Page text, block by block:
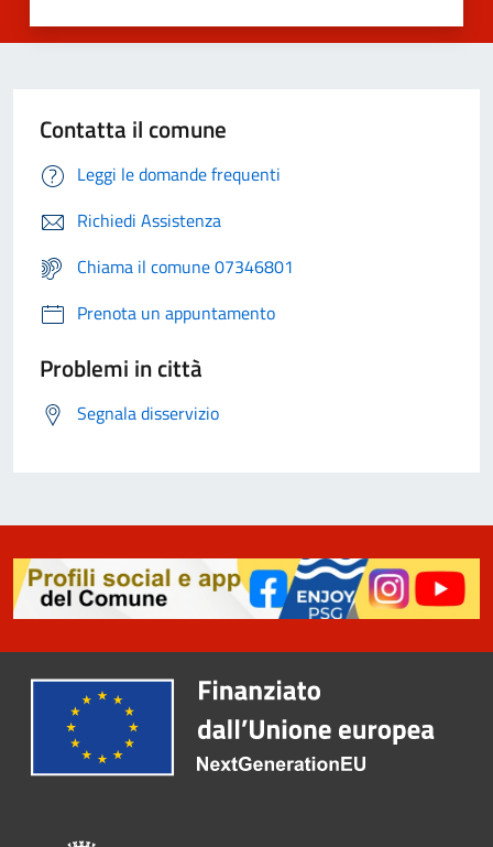
Contatta il comune
Leggi le domande frequenti
Richiedi Assistenza
Chiama il comune 07346801
Prenota un appuntamento
Problemi in città
Segnala disservizio